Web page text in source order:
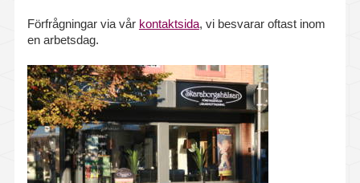
Medicinska kontroller
Intyg
Vaccination
Våra mottagningar
Förfrågningar via vår kontaktsida, vi besvarar oftast inom
en arbetsdag.